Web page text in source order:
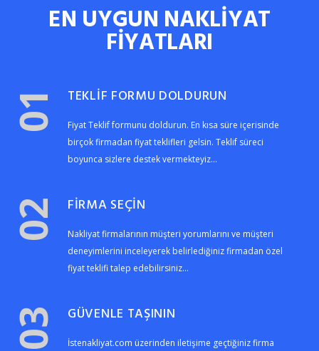
EN UYGUN NAKLİYAT
FİYATLARI
01 TEKLİF FORMU DOLDURUN
Fiyat Teklif formunu doldurun. En kısa süre içerisinde
birçok firmadan fiyat teklifleri gelsin. Teklif süreci
boyunca sizlere destek vermekteyiz...
02 FİRMA SEÇİN
Nakliyat firmalarının müşteri yorumlarını ve müşteri
deneyimlerini inceleyerek belirlediğiniz firmadan özel
fiyat teklifi talep edebilirsiniz...
03 GÜVENLE TAŞININ
İstenakliyat.com üzerinden iletişime geçtiğiniz firma